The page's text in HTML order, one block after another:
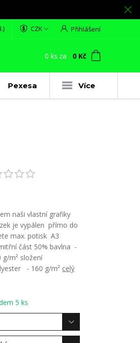
CZK Přihlášení
0 ks za 0 Kč
Pexesa Více
naši vlastní grafiky
je vypálen přímo do
max. potisk A3
část 50% bavlna -
g/m² složení
- 160 g/m² celý
5 ks